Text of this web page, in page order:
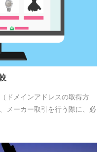
ドメインアドレスの取得方
メーカー取引を行う際に、必